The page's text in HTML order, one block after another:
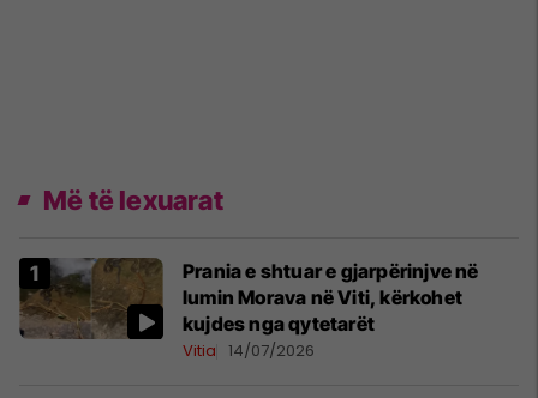
Më të lexuarat
Prania e shtuar e gjarpërinjve në
lumin Morava në Viti, kërkohet
kujdes nga qytetarët
Vitia 14/07/2026